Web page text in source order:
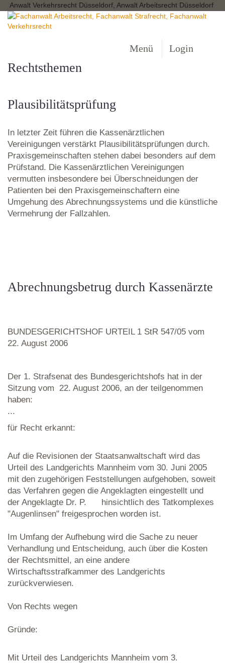
Anwalt Verkehrsrecht Düsseldorf, Anwalt Arbeitsrecht Düsseldorf
Menü Login
Rechtsthemen
Plausibilitätsprüfung
In letzter Zeit führen die Kassenärztlichen
Vereinigungen verstärkt Plausibilitätsprüfungen durch.
Praxisgemeinschaften stehen dabei besonders auf dem
Prüfstand. Die Kassenärztlichen Vereinigungen
vermutten insbesondere bei Überschneidungen der
Patienten bei den Praxisgemeinschaftern eine
Umgehung des Abrechnungssystems und die künstliche
Vermehrung der Fallzahlen.
Abrechnungsbetrug durch Kassenärzte
BUNDESGERICHTSHOF URTEIL 1 StR 547/05 vom
22. August 2006
Der 1. Strafsenat des Bundesgerichtshofs hat in der
Sitzung vom 22. August 2006, an der teilgenommen
haben:
...
für Recht erkannt:
Auf die Revisionen der Staatsanwaltschaft wird das
Urteil des Landgerichts Mannheim vom 30. Juni 2005
mit den zugehörigen Feststellungen aufgehoben, soweit
das Verfahren gegen die Angeklagten eingestellt und
der Angeklagte Dr. P. hinsichtlich des Tatkomplexes
"Augenlinsen" freigesprochen worden ist.
Im Umfang der Aufhebung wird die Sache zu neuer
Verhandlung und Entscheidung, auch über die Kosten
der Rechtsmittel, an eine andere
Wirtschaftsstrafkammer des Landgerichts
zurückverwiesen.
Von Rechts wegen
Gründe:
Mit Urteil des Landgerichts Mannheim vom 3.